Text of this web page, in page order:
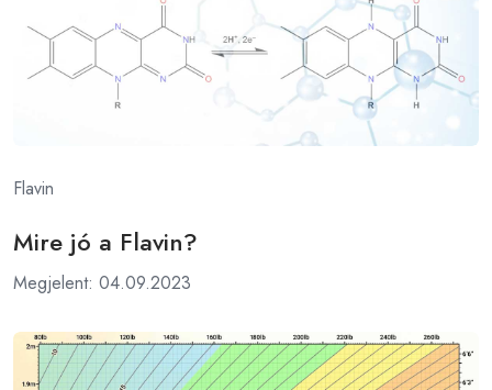
Flavin
Mire jó a Flavin?
Megjelent: 04.09.2023